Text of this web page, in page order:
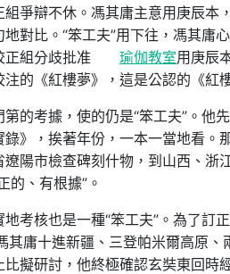
爭辯不休。馮其庸主意用庚辰
對比。“笨工夫”用下往，馮其庸
組分歧批准
瑜伽教室用庚辰
的《紅樓夢》，這是公認的《紅
的考據，使的仍是“笨工夫”。他
》，挨著年份，一本一當地看
陽市檢查碑刻什物，到山西、
的、有根據”。
考核也是一種“笨工夫”。為了訂
其庸十進新疆、三登帕米爾高原
擬研討，他終極確認玄奘東回時